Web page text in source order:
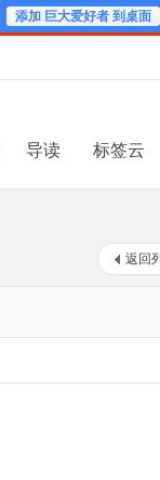
添加 巨大爱好者 到桌面
导读 标签云
返回